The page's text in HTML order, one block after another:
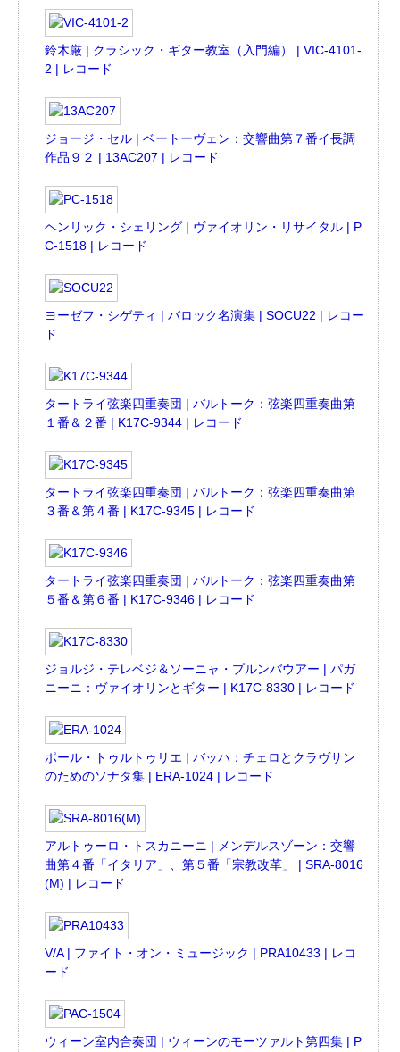
鈴木厳 | クラシック・ギター教室（入門編） | VIC-4101-
2 | レコード
ジョージ・セル | ベートーヴェン：交響曲第７番イ長調
作品９２ | 13AC207 | レコード
ヘンリック・シェリング | ヴァイオリン・リサイタル | P
C-1518 | レコード
ヨーゼフ・シゲティ | バロック名演集 | SOCU22 | レコー
ド
タートライ弦楽四重奏団 | バルトーク：弦楽四重奏曲第
１番＆２番 | K17C-9344 | レコード
タートライ弦楽四重奏団 | バルトーク：弦楽四重奏曲第
３番＆第４番 | K17C-9345 | レコード
タートライ弦楽四重奏団 | バルトーク：弦楽四重奏曲第
５番＆第６番 | K17C-9346 | レコード
ジョルジ・テレベジ＆ソーニャ・プルンバウアー | パガ
ニーニ：ヴァイオリンとギター | K17C-8330 | レコード
ポール・トゥルトゥリエ | バッハ：チェロとクラヴサン
のためのソナタ集 | ERA-1024 | レコード
アルトゥーロ・トスカニーニ | メンデルスゾーン：交響
曲第４番「イタリア」、第５番「宗教改革」 | SRA-8016
(M) | レコード
V/A | ファイト・オン・ミュージック | PRA10433 | レコ
ード
ウィーン室内合奏団 | ウィーンのモーツァルト第四集 | P